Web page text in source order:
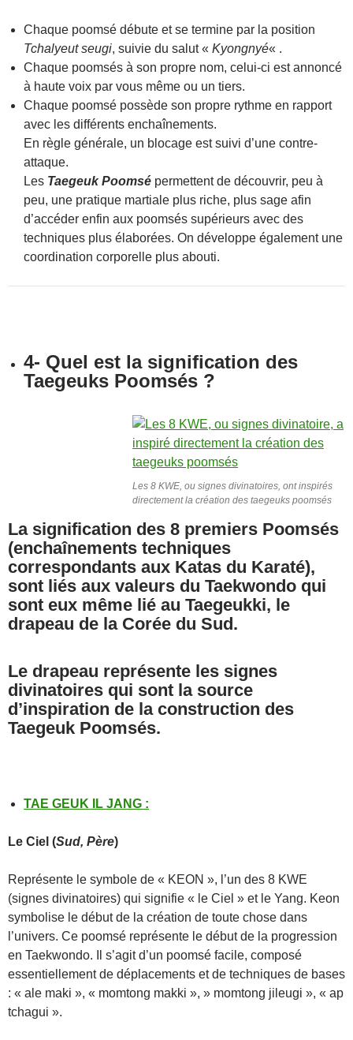
Chaque poomsé débute et se termine par la position
Tchalyeut seugi, suivie du salut « Kyongnyé« .
Chaque poomsés à son propre nom, celui-ci est annoncé
à haute voix par vous même ou un tiers.
Chaque poomsé possède son propre rythme en rapport
avec les différents enchaînements.
En règle générale, un blocage est suivi d’une contre-
attaque.
Les Taegeuk Poomsé permettent de découvrir, peu à
peu, une pratique martiale plus riche, plus sage afin
d’accéder enfin aux poomsés supérieurs avec des
techniques plus élaborées. On développe également une
coordination corporelle plus abouti.
4- Quel est la signification des
Taegeuks Poomsés ?
Les 8 KWE, ou signes divinatoires, ont inspirés
directement la création des taegeuks poomsés
La signification des 8 premiers Poomsés
(enchaînements techniques
correspondants aux Katas du Karaté),
sont liés aux valeurs du Taekwondo qui
sont eux même lié au Taegeukki, le
drapeau de la Corée du Sud.
Le drapeau représente les signes
divinatoires qui sont la source
d’inspiration de la construction des
Taegeuk Poomsés.
TAE GEUK IL JANG :
Le Ciel (Sud, Père)
Représente le symbole de « KEON », l’un des 8 KWE
(signes divinatoires) qui signifie « le Ciel » et le Yang. Keon
symbolise le début de la création de toute chose dans
l’univers. Ce poomsé représente le début de la progression
en Taekwondo. Il s’agit d’un poomsé facile, composé
essentiellement de déplacements et de techniques de bases
: « ale maki », « momtong makki », » momtong jileugi », « ap
tchagui ».